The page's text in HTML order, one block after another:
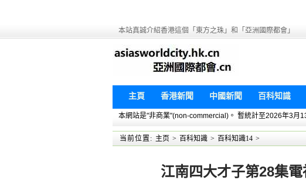
本站真誠介紹香港這個「東方之珠」和「亞洲國際都會」
主頁 香港新聞 中國新聞 百科知識
本網站是"非商業"(non-commercial)。 暫統計至2026年3月
当前位置: 主页 > 百科知識 > 百科知識14 >
江南四大才子第28集